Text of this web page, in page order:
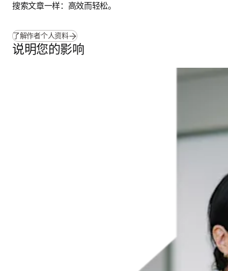
搜索文章一样：高效而轻松。
了解作者个人资料
说明您的影响